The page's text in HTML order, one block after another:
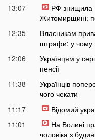
13:07
РФ знищила
Житомирщині:
12:35
Власникам
штрафи: у чому
12:06
Українцям у
пенсії
11:38
Українців
чого чекати
11:17
Відомий
11:01
На Волині
чоловіка з